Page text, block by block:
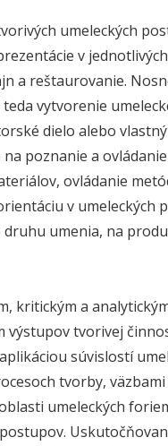
umeleckých
v
a reštaurovanie.
vytvorenie
dielo alebo
poznanie a
ovládanie
v umeleckých
umenia, na
kritickým a
tvorivej
súvislostí
tvorby,
umeleckých